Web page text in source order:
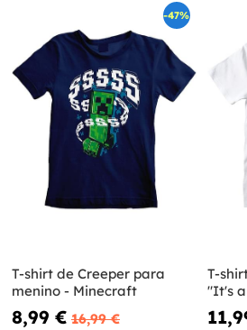
-47%
T-shirt de Creeper para
menino - Minecraft
8,99 € 16,99 €
T-
"It's